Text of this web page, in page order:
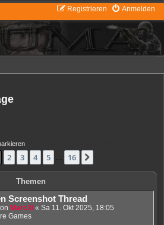
Anmelden
Registrieren
• Die Suche ergab 394 Treffer
1von 16
2 3 4 5 16
Themen
Screenshot Thread
Marc3l « Sa 11. Okt 2025, 18:05
Games